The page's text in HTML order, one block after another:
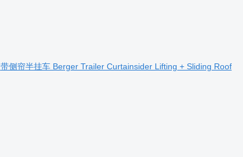
带侧帘半挂车 Berger Trailer Curtainsider Lifting + Sliding Roof